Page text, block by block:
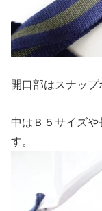
開口部はスナップ
中はＢ５サイズ
す。